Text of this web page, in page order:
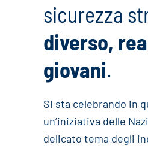
sicurezza
diverso,
giovani.
Si sta celebrando in
un’iniziativa delle
delicato tema degli